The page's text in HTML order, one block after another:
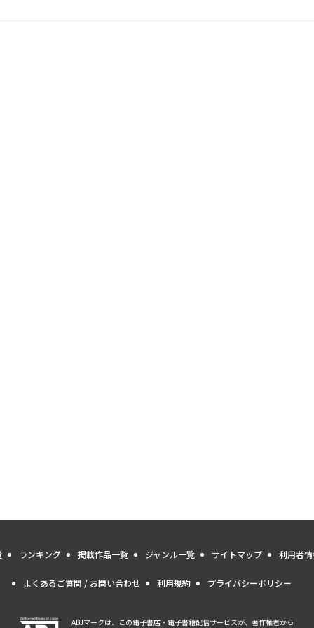
ランキング 掲載作品一覧 ジャンル一覧 サイトマップ 利用者
よくあるご質問 / お問い合わせ 利用規約 プライバシーポリシー
ABJマークは、この電子書店・電子書籍配信サービスが、著作権者から